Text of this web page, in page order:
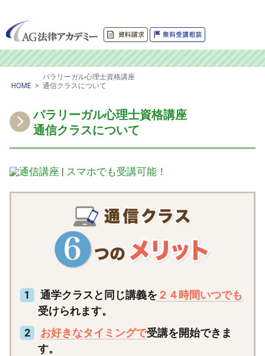
HOME >
パラリーガル心理士資格講座
通信クラスについて
パラリーガル心理士資格講座
通信クラスについて
通学クラスと同じ講義を ２４時間いつでも
受けられます。
お好きなタイミングで受講を開始できま
す。